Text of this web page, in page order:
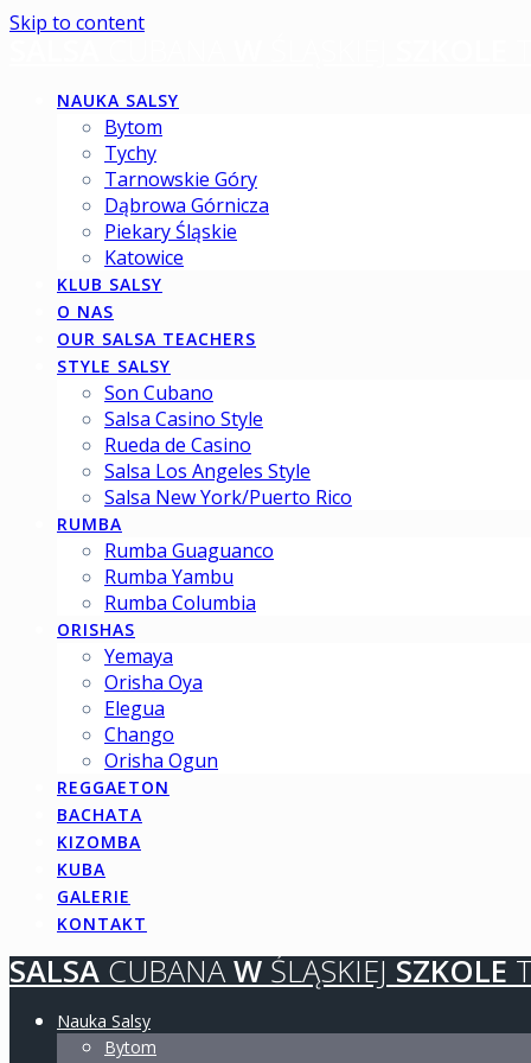
Skip to content
NAUKA SALSY
Bytom
Tychy
Tarnowskie Góry
Dąbrowa Górnicza
Piekary Śląskie
Katowice
KLUB SALSY
O NAS
OUR SALSA TEACHERS
STYLE SALSY
Son Cubano
Salsa Casino Style
Rueda de Casino
Salsa Los Angeles Style
Salsa New York/Puerto Rico
RUMBA
Rumba Guaguanco
Rumba Yambu
Rumba Columbia
ORISHAS
Yemaya
Orisha Oya
Elegua
Chango
Orisha Ogun
REGGAETON
BACHATA
KIZOMBA
KUBA
GALERIE
KONTAKT
SALSA CUBANAW ŚLĄSKIEJ SZKOLE
Nauka Salsy
Bytom